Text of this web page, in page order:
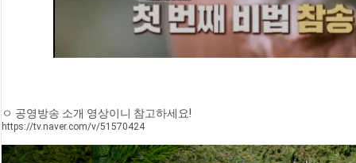
ㅇ 공영방송 소개 영상이니 참고하세요!
https://tv.naver.com/v/51570424